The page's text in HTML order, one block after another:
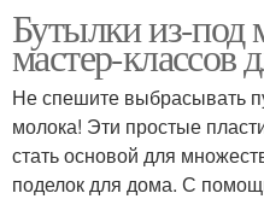
Поделки из бутылок
Бутылки из-под
мастер-классов
Не спешите выбрасывать
молока! Эти простые
стать основой для
поделок для дома. С